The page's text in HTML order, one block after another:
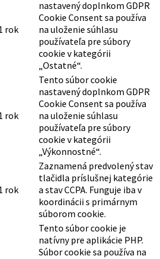
Súbor cookie je nastavený
zásuvným modulom GDPR
Cookie Consent na
zaznamenanie súhlasu
používateľa pre súbory
cookie v kategórii
„Funkčné“.
Tento súbor cookie
nastavený doplnkom GDPR
Cookie Consent sa používa
na zaznamenanie súhlasu
používateľa s cookies v
kategórii „Nevyhnutné“.
Tento súbor cookie
nastavený doplnkom GDPR
Cookie Consent sa používa
na uloženie súhlasu
používateľa pre súbory
cookie v kategórii
„Ostatné“.
Tento súbor cookie